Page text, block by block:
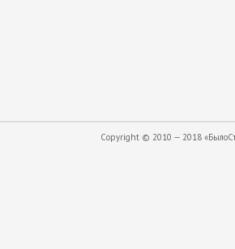
Copyright © 2010 — 2018